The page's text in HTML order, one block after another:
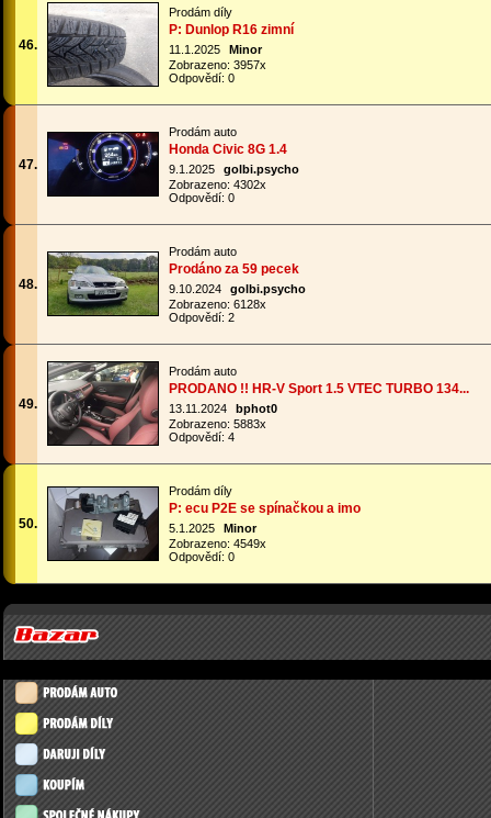
46.
Prodám díly
P: Dunlop R16 zimní
11.1.2025
Minor
Zobrazeno: 3957x
Odpovědí: 0
47.
Prodám auto
Honda Civic 8G 1.4
9.1.2025
golbi.psycho
Zobrazeno: 4302x
Odpovědí: 0
48.
Prodám auto
Prodáno za 59 pecek
9.10.2024
golbi.psycho
Zobrazeno: 6128x
Odpovědí: 2
49.
Prodám auto
PRODANO !! HR-V Sport 1.5 VTEC TURBO 134...
13.11.2024
bphot0
Zobrazeno: 5883x
Odpovědí: 4
50.
Prodám díly
P: ecu P2E se spínačkou a imo
5.1.2025
Minor
Zobrazeno: 4549x
Odpovědí: 0